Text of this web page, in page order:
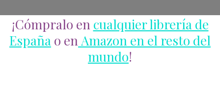
¡Cómpralo en cualquier librería de
España o enAmazon en el resto del
mundo!